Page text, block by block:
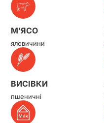
М’ЯСО
яловичини
ВИСІВКИ
пшеничні